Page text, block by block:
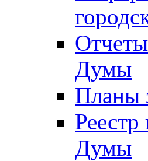
Думы
Планы
Реестр
Думы